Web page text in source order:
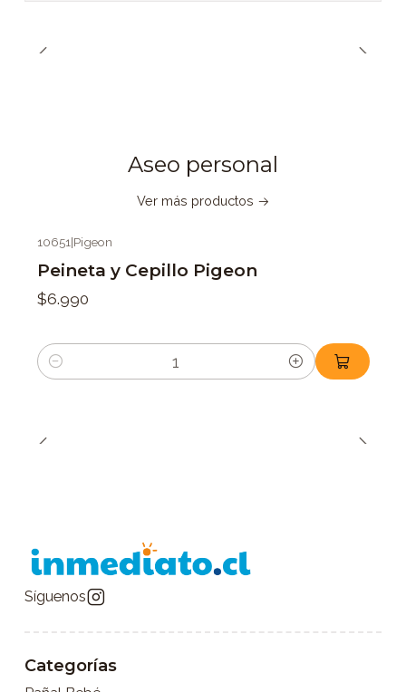
Aseo personal
Ver más productos
10651|Pigeon
Peineta y Cepillo Pigeon
$6.990
Cantidad
Síguenos
Categorías